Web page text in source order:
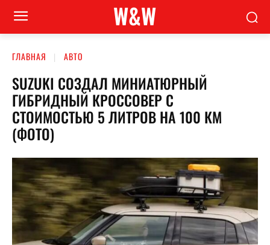
W&W
ГЛАВНАЯ АВТО
SUZUKI СОЗДАЛ МИНИАТЮРНЫЙ
ГИБРИДНЫЙ КРОССОВЕР С
СТОИМОСТЬЮ 5 ЛИТРОВ НА 100 КМ
(ФОТО)